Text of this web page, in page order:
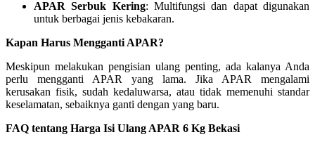
APAR Serbuk Kering: Multifungsi dan dapat digunakan
untuk berbagai jenis kebakaran.
Kapan Harus Mengganti APAR?
Meskipun melakukan pengisian ulang penting, ada kalanya Anda
perlu mengganti APAR yang lama. Jika APAR mengalami
kerusakan fisik, sudah kedaluwarsa, atau tidak memenuhi standar
keselamatan, sebaiknya ganti dengan yang baru.
FAQ tentang Harga Isi Ulang APAR 6 Kg Bekasi